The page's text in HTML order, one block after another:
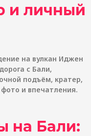
и личный
на вулкан Иджен
с Бали,
подъём, кратер,
и впечатления.
на Бали: